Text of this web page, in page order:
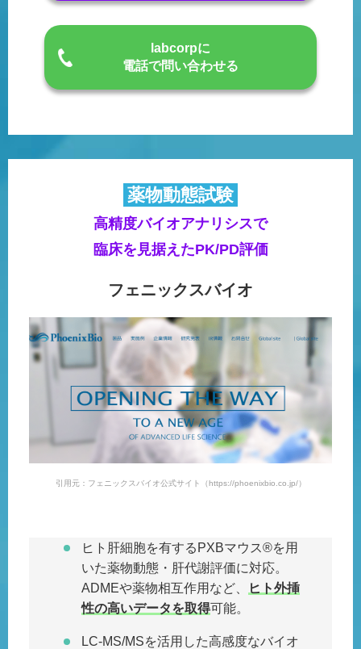
labcorpに
電話で問い合わせる
薬物動態試験
高精度バイオアナリシスで
臨床を見据えたPK/PD評価
フェニックスバイオ
引用元：フェニックスバイオ公式サイト（https://phoenixbio.co.jp/）
ヒト肝細胞を有するPXBマウス®を用
いた薬物動態・肝代謝評価に対応。
ADMEや薬物相互作用など、
ヒト外挿
性の高いデータを取得可能。
LC-MS/MSを活用した高感度なバイオ